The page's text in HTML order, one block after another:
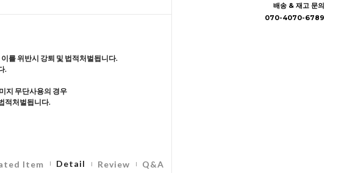
배송 & 재고 문의
070-4070-6789
를 위반시 강퇴 및 법적처벌됩니다.
.
지 무단사용의 경우
적처벌됩니다.
Item Detail Review Q&A